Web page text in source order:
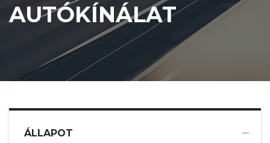
AUTÓKÍNÁLAT
ÁLLAPOT